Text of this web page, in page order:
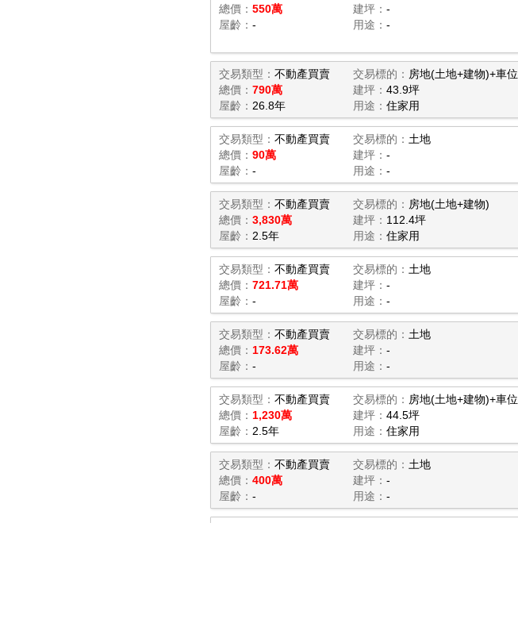
總價：550萬 建坪：-
屋齡：- 用途：-
交易類型：不動產買賣 交易標的： 房地(土地+建物)+車位
總價：790萬 建坪：43.9坪
屋齡： 26.8年 用途：住家用
交易類型：不動產買賣 交易標的： 土地
總價：90萬 建坪：-
屋齡：- 用途：-
交易類型：不動產買賣 交易標的： 房地(土地+建物)
總價：3,830萬 建坪： 112.4坪
屋齡： 2.5年 用途：住家用
交易類型：不動產買賣 交易標的： 土地
總價：721.71萬 建坪：-
屋齡：- 用途：-
交易類型：不動產買賣 交易標的： 土地
總價： 173.62萬 建坪：-
屋齡：- 用途：-
交易類型：不動產買賣 交易標的： 房地(土地+建物)+車位
總價： 1,230萬 建坪：44.5坪
屋齡： 2.5年 用途：住家用
交易類型：不動產買賣 交易標的： 土地
總價：400萬 建坪：-
屋齡：- 用途：-